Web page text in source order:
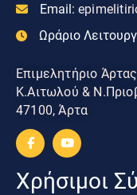
Email:
Ωράριο
Επιμελητήριο Άρτας
Κ.Αιτωλού &
47100, Άρτα
Χρήσιμοι